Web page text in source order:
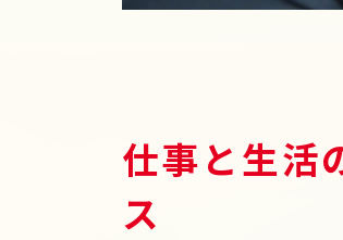
仕事と生活
ス